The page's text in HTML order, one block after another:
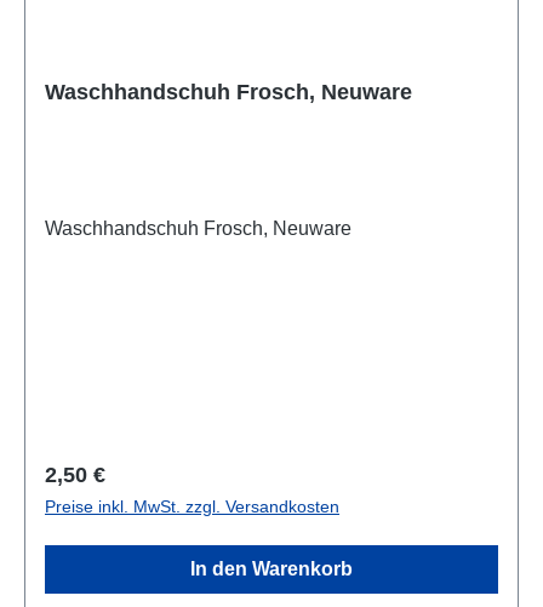
Waschhandschuh Frosch, Neuware
Waschhandschuh Frosch, Neuware
Regulärer Preis:
2,50 €
Preise inkl. MwSt. zzgl. Versandkosten
In den Warenkorb